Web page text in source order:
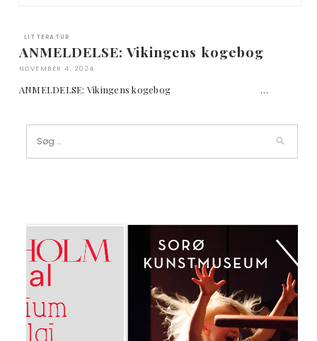
LITTERATUR
ANMELDELSE: Vikingens kogebog
NOVEMBER 4, 2024
ANMELDELSE: Vikingens kogebog …